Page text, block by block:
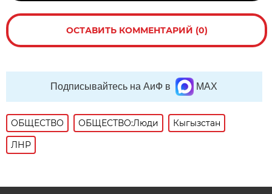
ОСТАВИТЬ КОММЕНТАРИЙ (0)
Подписывайтесь на АиФ в MAX
ОБЩЕСТВО ОБЩЕСТВО:Люди
Кыгызстан
ЛНР